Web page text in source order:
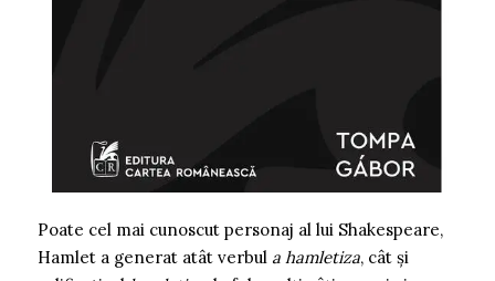
Poate cel mai cunoscut personaj al lui Shakespeare,
Hamlet a generat atât verbul a hamletiza, cât și